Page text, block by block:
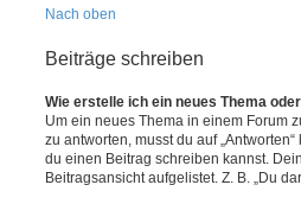
Nach oben
Beiträge schreiben
Wie erstelle ich ein neues Thema
Um ein neues Thema in einem Forum
zu antworten, musst du auf
du einen Beitrag schreiben kannst.
Beitragsansicht aufgelistet. Z. B. „Du